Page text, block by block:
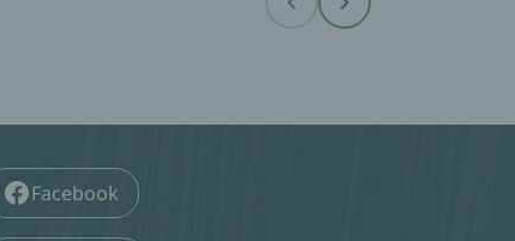
Before Next
Facebook